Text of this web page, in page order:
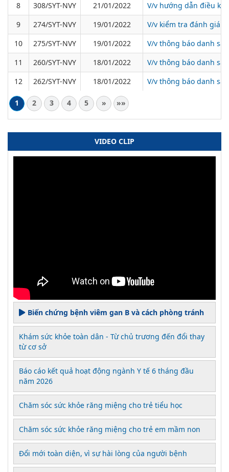
8 308/SYT-NVY 21/01/2022
V/v hướng dẫn điều
9
274/SYT-NVY 19/01/2022
V/v kiểm tra đánh giá
10
275/SYT-NVY 19/01/2022
V/v thông báo danh
11
260/SYT-NVY 18/01/2022
V/v thông báo danh
12
262/SYT-NVY 18/01/2022 V/v thông báo danh
1 2 3 4 5 » »»
VIDEO CLIP
Biến chứng bệnh viêm gan B và cách phòng tránh
Khám sức khỏe toàn dân - Từ chủ trương đến đổi thay
từ cơ sở
Báo cáo kết quả hoạt động ngành Y tế 6 tháng đầu
năm 2026
Chăm sóc sức khỏe răng miệng cho trẻ tiểu học
Chăm sóc sức khỏe răng miệng cho trẻ em mầm non
Đổi mới toàn diện, vì sự hài lòng của người bệnh